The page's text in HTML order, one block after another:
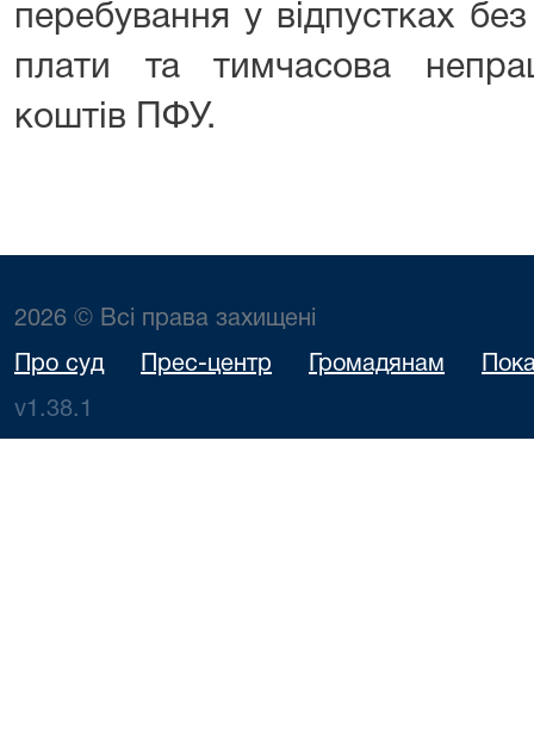
перебування у відпустках
плати та тимчасова
коштів ПФУ.
2026 © Всі права захищені
Про суд Прес-центр Громадянам
v1.38.1